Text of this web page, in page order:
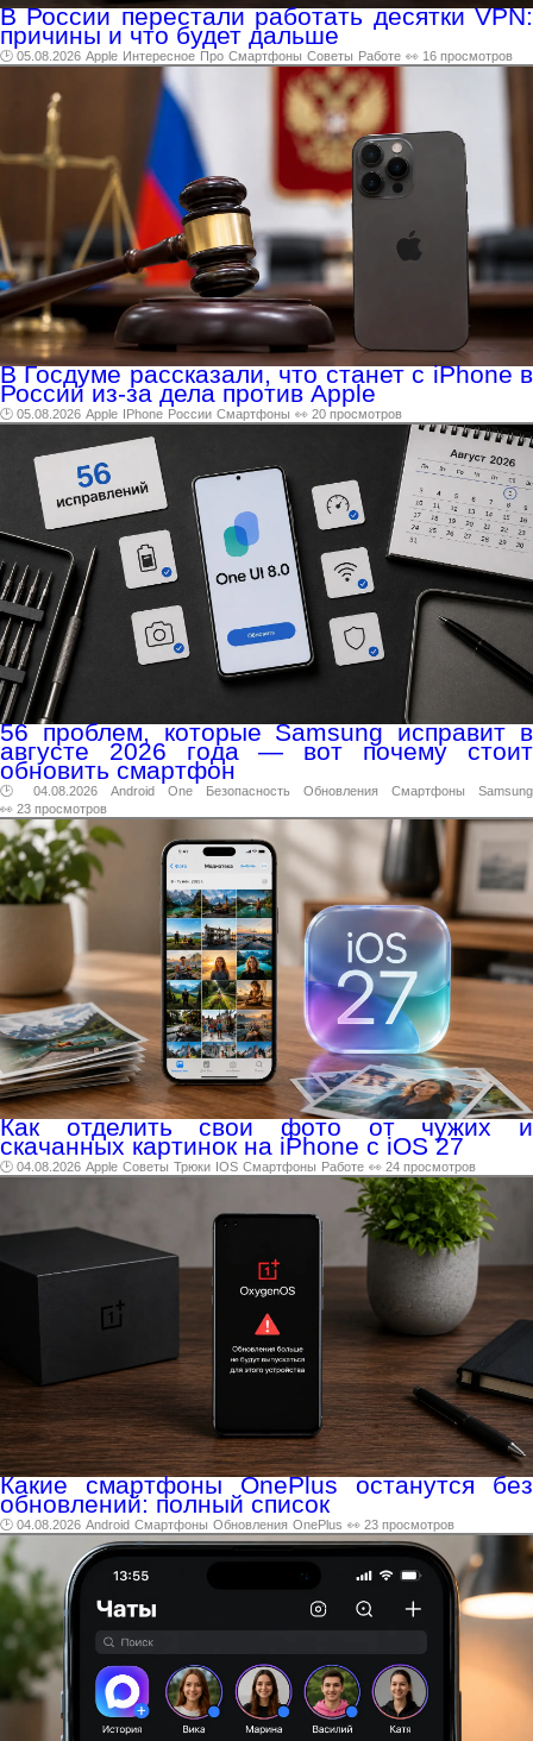
В России перестали работать десятки VPN:
причины и что будет дальше
🕑 05.08.2026 Apple Интересное Про Смартфоны Советы Работе 👀 16 просмотров
В Госдуме рассказали, что станет с iPhone в
России из-за дела против Apple
🕑 05.08.2026 Apple IPhone России Смартфоны 👀 20 просмотров
56 проблем, которые Samsung исправит в
августе 2026 года — вот почему стоит
обновить смартфон
🕑 04.08.2026 Android One Безопасность Обновления Смартфоны
Samsung
👀 23 просмотров
Как отделить свои фото от чужих и
скачанных картинок на iPhone с iOS 27
🕑 04.08.2026 Apple Советы Трюки IOS Смартфоны Работе 👀 24 просмотров
Какие смартфоны OnePlus останутся без
обновлений: полный список
🕑 04.08.2026 Android Смартфоны Обновления OnePlus 👀 23 просмотров